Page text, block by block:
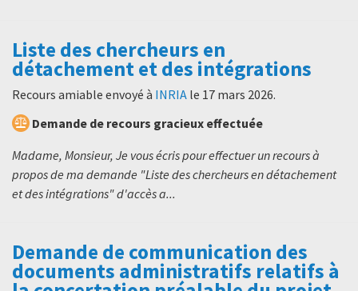
Liste des chercheurs en
détachement et des intégrations
Recours amiable envoyé à INRIA le 17 mars 2026.
Demande de recours gracieux effectuée
Madame, Monsieur, Je vous écris pour effectuer un recours à
propos de ma demande "Liste des chercheurs en détachement
et des intégrations" d'accès a...
Demande de communication des
documents administratifs relatifs à